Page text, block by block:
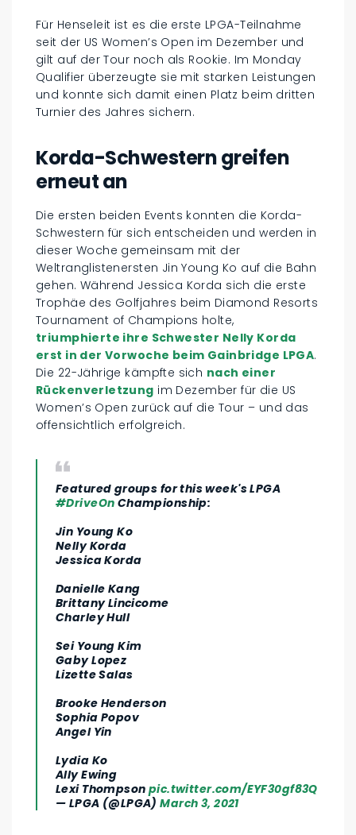
Für Henseleit ist es die erste LPGA-Teilnahme
seit der US Women’s Open im Dezember und
gilt auf der Tour noch als Rookie. Im Monday
Qualifier überzeugte sie mit starken Leistungen
und konnte sich damit einen Platz beim dritten
Turnier des Jahres sichern.
Korda-Schwestern greifen
erneut an
Die ersten beiden Events konnten die Korda-
Schwestern für sich entscheiden und werden in
dieser Woche gemeinsam mit der
Weltranglistenersten Jin Young Ko auf die Bahn
gehen. Während Jessica Korda sich die erste
Trophäe des Golfjahres beim Diamond Resorts
Tournament of Champions holte,
triumphierte ihre Schwester Nelly Korda
erst in der Vorwoche beim Gainbridge LPGA.
Die 22-Jährige kämpfte sich nach einer
Rückenverletzung im Dezember für die US
Women’s Open zurück auf die Tour – und das
offensichtlich erfolgreich.
Featured groups for this week's LPGA
#DriveOn Championship:
Jin Young Ko
Nelly Korda
Jessica Korda
Danielle Kang
Brittany Lincicome
Charley Hull
Sei Young Kim
Gaby Lopez
Lizette Salas
Brooke Henderson
Sophia Popov
Angel Yin
Lydia Ko
Ally Ewing
Lexi Thompson pic.twitter.com/EYF30gf83Q
— LPGA (@LPGA)March 3, 2021